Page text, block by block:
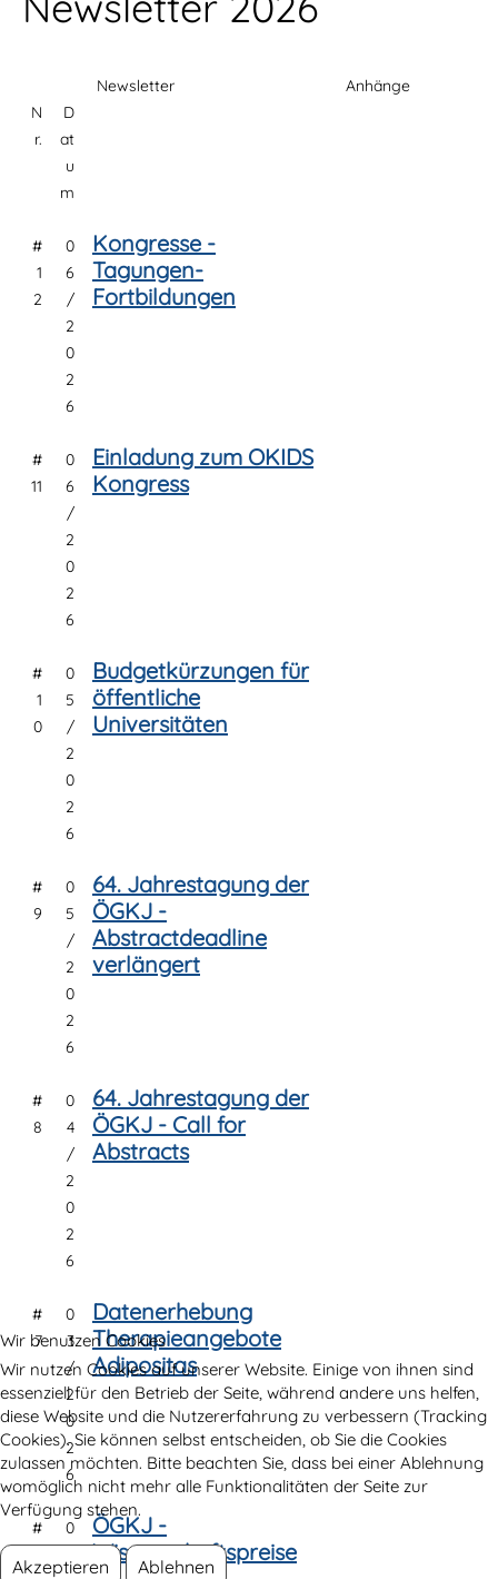
N
r.
D
at
u
m
Newsletter Anhänge
#
1
2
0
6
/
2
0
2
6
Kongresse -
Tagungen-
Fortbildungen
#
11
0
6
/
2
0
2
6
Einladung zum OKIDS
Kongress
#
1
0
0
5
/
2
0
2
6
Budgetkürzungen für
öffentliche
Universitäten
#
9
0
5
/
2
0
2
6
64. Jahrestagung der
ÖGKJ -
Abstractdeadline
verlängert
#
8
0
4
/
2
0
2
6
64. Jahrestagung der
ÖGKJ - Call for
Abstracts
#
7
0
3
/
2
0
2
6
Datenerhebung
Therapieangebote
Adipositas
#
0
ÖGKJ -
Wissenschaftspreise
Wir benutzen Cookies
Wir nutzen Cookies auf unserer Website. Einige von ihnen sind
essenziell für den Betrieb der Seite, während andere uns helfen,
diese Website und die Nutzererfahrung zu verbessern (Tracking
Cookies). Sie können selbst entscheiden, ob Sie die Cookies
zulassen möchten. Bitte beachten Sie, dass bei einer Ablehnung
womöglich nicht mehr alle Funktionalitäten der Seite zur
Verfügung stehen.
Akzeptieren Ablehnen